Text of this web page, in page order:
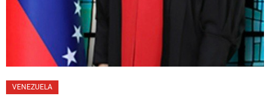
VENEZUELA